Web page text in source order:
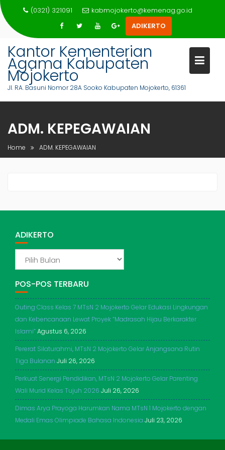
Skip
to
content
(0321) 321091
kabmojokerto@kemenag.go.id
ADIKERTO
Kantor Kementerian
Agama Kabupaten
Mojokerto
Jl. RA. Basuni Nomor 28A Sooko Kabupaten Mojokerto, 61361
ADM. KEPEGAWAIAN
Home ADM. KEPEGAWAIAN
ADIKERTO
POS-POS TERBARU
Outing Class Kelas 7 MTsN 2 Mojokerto Gelar Edukasi Lingkungan
dan Kebencanaan Lewat Proyek “Madrasah Hijau Berkarakter
Islami”Agustus 6, 2026
Pererat Silaturahmi, MTsN 2 Mojokerto Gelar Anjangsana Rutin
Tiga Bulanan Juli 26, 2026
Perkuat Senergi Pendidikan, MTsN 2 Mojokerto Gelar Parenting
Wali Murid Kelas Tujuh 2026 Juli 26, 2026
Dimas Arya Prayoga Harumkan Nama MTsN 1 Mojokerto dengan
Medali Emas Olimpiade Bahasa Indonesia Juli 23, 2026